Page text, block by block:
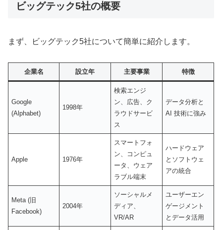
ビッグテック5社の概要
まず、ビッグテック5社について簡単に紹介します。
企業名 設立年 主要事業 特徴
Google
(Alphabet)
1998年
検索エンジ
ン、広告、ク
ラウドサービ
ス
データ分析と
AI 技術に強み
Apple 1976年
スマートフォ
ン、コンピュ
ータ、ウェア
ラブル端末
ハードウェア
とソフトウェ
アの統合
Meta (旧
Facebook)
2004年
ソーシャルメ
ディア、
VR/AR
ユーザーエン
ゲージメント
とデータ活用